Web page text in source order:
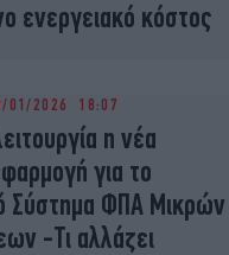
ενεργειακό κόστος
01/2026 18:07
η νέα
για το
Σύστημα ΦΠΑ Μικρών
-Τι αλλάζει